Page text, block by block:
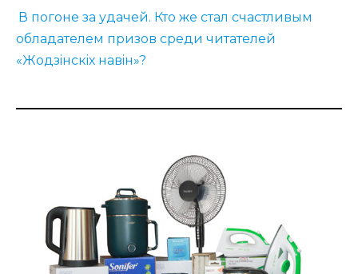
В погоне за удачей. Кто же стал счастливым
обладателем призов среди читателей
«Жодзiнскiх навiн»?